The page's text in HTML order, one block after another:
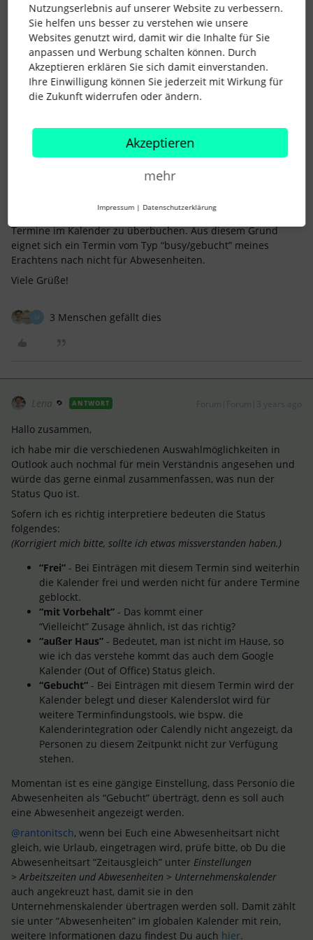
Julian1867 Forum|Forum|3 years ago
ich stimme dir zu, dass der Typ ‘Out of Office/Außer Haus’ für
mich auch der einzig logische Typ für Abwesenheiten im
Kalender darstellt und würde mir das für die Personio
Kalenderintegration ebenfalls wünschen. Obwohl Kollegen in
dringen Themen leider nicht vermeiden bereits bestehende
Termine im Kalender zu überbuchen. Aus diesem Grund
eignet sich ein Termin vom Typ “busy/gebucht” meines
Erachtens nach nicht für Abwesenheiten.
Viele Grüße!
M 3 Menschen gefällt dies
Lena ANTWORT
Hallo zusammen,
ich habe mir die verschiedenen Auswahlmöglichkeiten in
Outlook auch nochmal für mein Verständnis angesehen und
würde das gerne einmal zusammenfassen, was nun der
Status Quo ist.
Sofern ich es richtig interpretiere bedeuten die Status
folgendes:
(Korrigiert mich bitte, sollte ich etwas missverstanden haben.)
“Frei” - Bei Einträgen mit diesem Termin sind weiterhin
die Kalender frei und werden nicht für andere Termine
geblockt.
“mit Vorbehalt” - Das kommt einer
“Vielleicht” Zusage ähnlich, ist das richtig?
“außer Haus” - Bedeutet, man ist nicht im Hause, so
wie ich das verstehe kommt das auch dem Google
Kalender (Out of Office) Status gleich.
“Gebucht” - Bei Einträgen mit diesem Termin wird der
Kalender belegt und dieser Kalenderslot wird für
weitere Terminfindungstools, wie bspw. die
Kalenderintegration oder Calendly nicht angezeigt, da
Personen zu diesem Zeitpunkt nicht zur Verfügung
stehen.
Momentan ist es eine gängige Einstellung, dass Personio die
Abwesenheiten als “Gebucht” überträgt, denn es soll auch
eine Abwesenheit angezeigt werden.
@rantonitsch, wenn bei Euch eine Abwesenheitsart nicht
gleich, wie Urlaub, eingetragen wird, prüfe bitte, ob Du die
Abwesenheitsart “Zeitausgleich” unter Einstellungen
> Arbeitszeiten und Abwesenheiten > Unternehmenskalender
auch angekreuzt hast, damit sie in den
Unternehmenskalender übertragen werden soll. Damit zählt
sie unter “Abwesenheiten” im globalen Kalender mit rein,
weitere Informationen dazu findest Du auch hier.
Nutzungserlebnis auf unserer Website zu verbessern.
Sie helfen uns besser zu verstehen wie unsere
Websites genutzt wird, damit wir die Inhalte für Sie
anpassen und Werbung schalten können. Durch
Akzeptieren erklären Sie sich damit einverstanden.
Ihre Einwilligung können Sie jederzeit mit Wirkung für
die Zukunft widerrufen oder ändern.
Akzeptieren
mehr
Impressum | Datenschutzerklärung